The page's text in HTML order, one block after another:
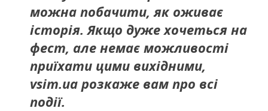
можна побачити, як оживає
історія. Якщо дуже хочеться на
фест, але немає можливості
приїхати цими вихідними,
vsim.ua розкаже вам про всі
події.